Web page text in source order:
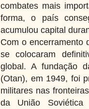
combates mais
forma, o país
acumulou capital
Com o encerramento
se colocaram
global. A fundação
(Otan), em 1949, foi
militares nas
da União Soviética